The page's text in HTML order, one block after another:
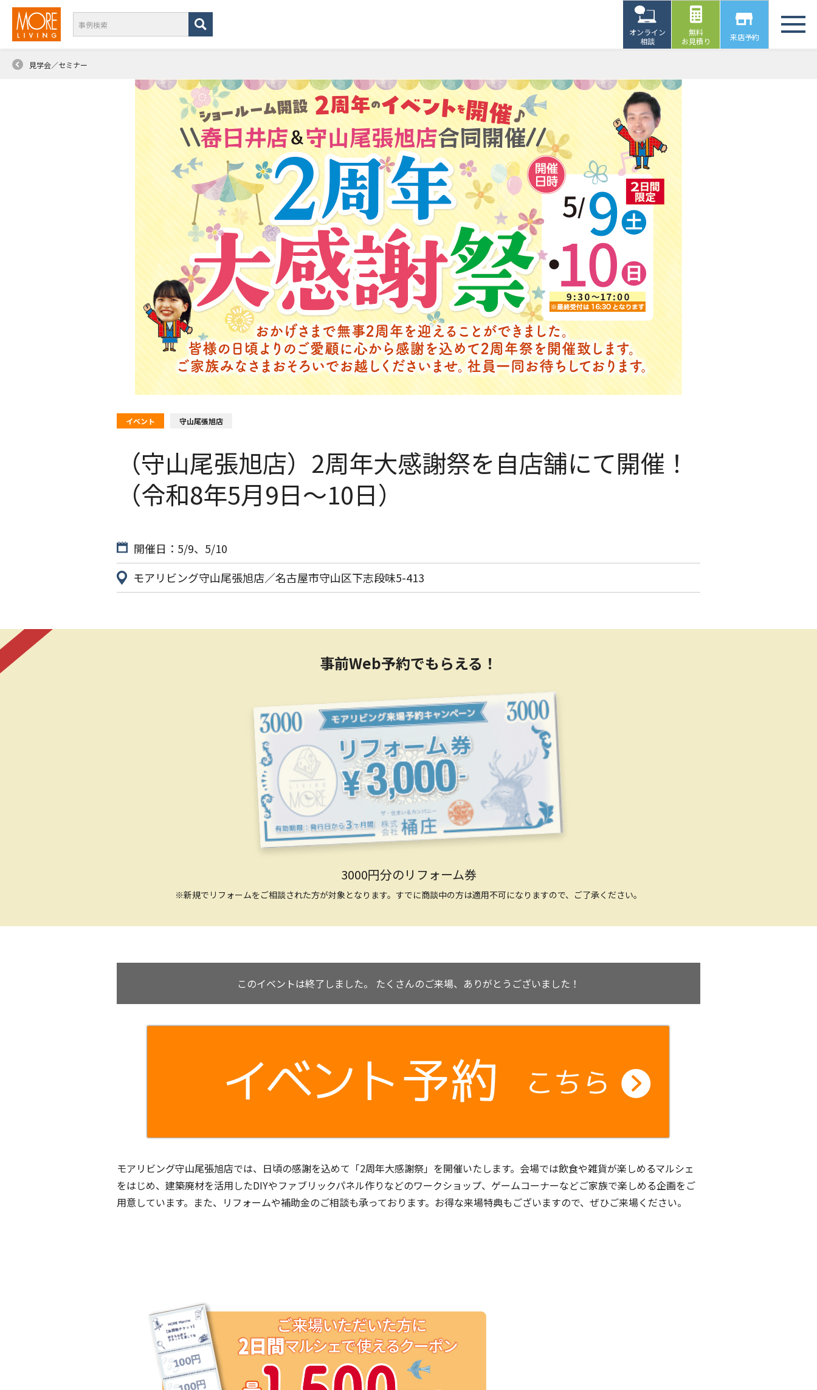
オンライン
相談
無料
お見積り
来店予約
見学会／セミナー
イベント 守山尾張旭店
（守山尾張旭店）2周年大感謝祭を自店舗にて開催！
（令和8年5月9日〜10日）
開催日：5/9、5/10
モアリビング守山尾張旭店／名古屋市守山区下志段味5-413
事前Web予約でもらえる！
3000円分のリフォーム券
※新規でリフォームをご相談された方が対象となります。すでに商談中の方は適用不可になりますので、ご了承ください。
このイベントは終了しました。 たくさんのご来場、ありがとうございました！
モアリビング守山尾張旭店では、日頃の感謝を込めて「2周年大感謝祭」を開催いたします。会場では飲食や雑貨が楽しめるマルシェ
をはじめ、建築廃材を活用したDIYやファブリックパネル作りなどのワークショップ、ゲームコーナーなどご家族で楽しめる企画をご
用意しています。また、リフォームや補助金のご相談も承っております。お得な来場特典もございますので、ぜひご来場ください。